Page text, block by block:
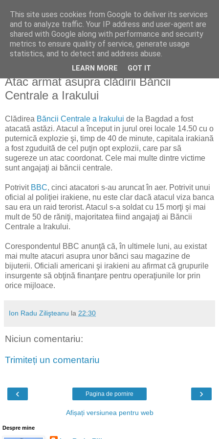
Reflecţii economice
blog de reflecţii, informaţii şi opinii economice
duminică, 13 iunie 2010
Atac armat asupra clădirii Băncii
Centrale a Irakului
Clădirea Băncii Centrale a Irakului de la Bagdad a fost
atacată astăzi. Atacul a început in jurul orei locale 14.50 cu o
puternică explozie şi, timp de 40 de minute, capitala irakiană
a fost zguduită de cel puţin opt explozii, care par să
sugereze un atac coordonat. Cele mai multe dintre victime
sunt angajaţi ai băncii centrale.
Potrivit BBC, cinci atacatori s-au aruncat în aer. Potrivit unui
oficial al poliţiei irakiene, nu este clar dacă atacul viza banca
sau era un raid terorist. Atacul s-a soldat cu 15 morţi şi mai
mult de 50 de răniţi, majoritatea fiind angajaţi ai Băncii
Centrale a Irakului.
Corespondentul BBC anunţă că, în ultimele luni, au existat
mai multe atacuri asupra unor bănci sau magazine de
bijuterii. Oficiali americani şi irakieni au afirmat că grupurile
insurgente să obţină finanţare pentru operaţiunile lor prin
orice mijloace.
Ion Radu Zilişteanu la 22:30
Niciun comentariu:
Trimiteți un comentariu
‹ ›
Pagina de pornire
Afișați versiunea pentru web
Despre mine
This site uses cookies from Google to deliver its services
and to analyze traffic. Your IP address and user-agent are
shared with Google along with performance and security
metrics to ensure quality of service, generate usage
statistics, and to detect and address abuse.
LEARN MORE GOT IT